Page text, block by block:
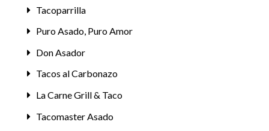
Tacoparrilla
Puro Asado, Puro Amor
Don Asador
Tacos al Carbonazo
La Carne Grill & Taco
Tacomaster Asado